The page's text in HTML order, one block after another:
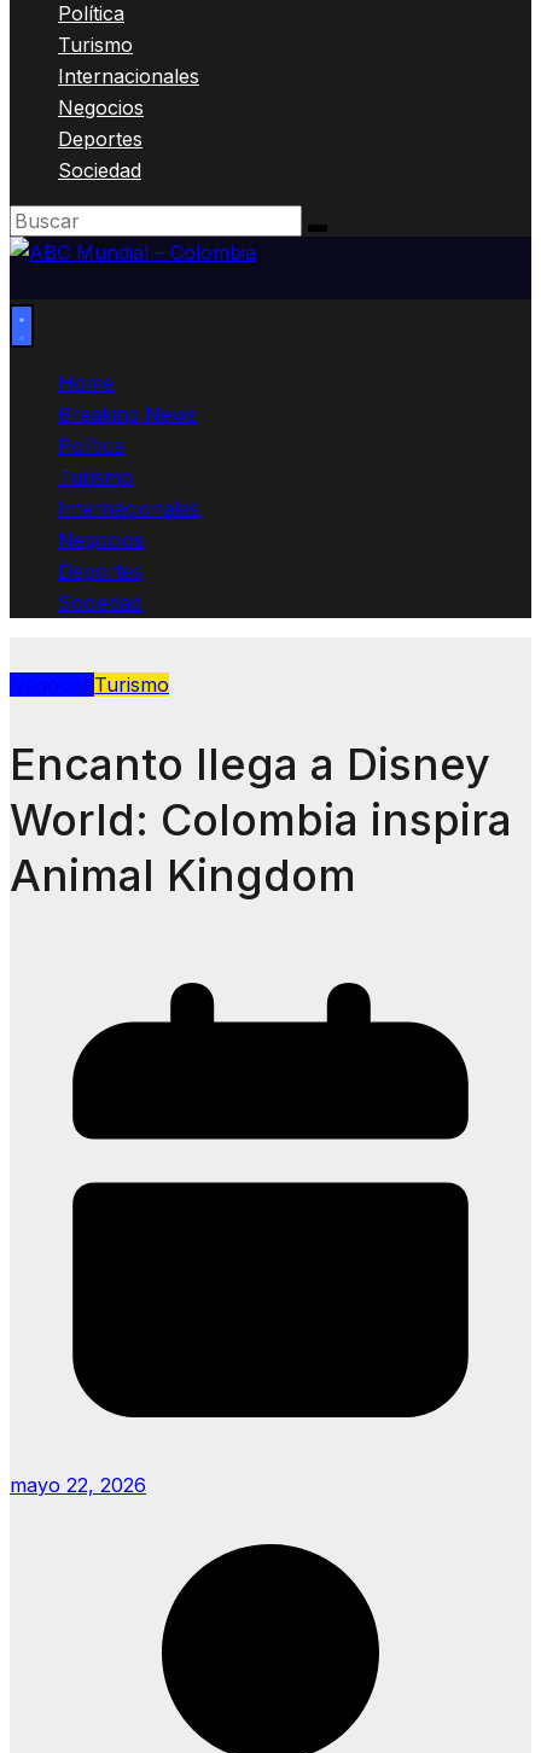
Política
Turismo
Internacionales
Negocios
Deportes
Sociedad
Home
Breaking News
Política
Turismo
Internacionales
Negocios
Deportes
Sociedad
Turismo
Encanto llega a Disney
World: Colombia inspira
Animal Kingdom
mayo 22, 2026